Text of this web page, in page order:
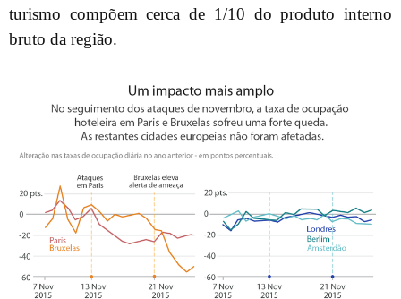
turismo compõem cerca de 1/10 do produto interno
bruto da região.